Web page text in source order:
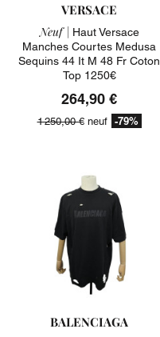
VERSACE
Neuf | Haut Versace
Manches Courtes Medusa
Sequins 44 It M 48 Fr Coton
Top 1250€
264,90 €
1 250,00 €neuf -79%
BALENCIAGA